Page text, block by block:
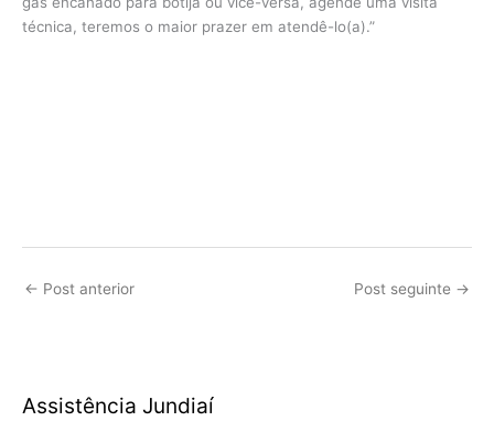
técnica, teremos o maior prazer em atendê-lo(a).”
← Post anterior Post seguinte →
Assistência Jundiaí